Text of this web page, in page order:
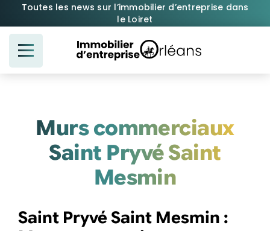
Passer
contenu
Toutes les news sur l’immobilier d’entreprise dans
le Loiret
Murs commerciaux
Saint Pryvé Saint
Mesmin
Saint Pryvé Saint Mesmin :